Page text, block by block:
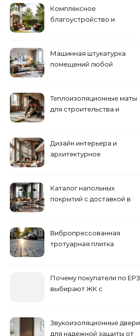
Комплексное
благоустройство и
Машинная штукатурка
помещений любой
Теплоизоляционные маты
для строительства и
Дизайн интерьера и
архитектурное
Каталог напольных
покрытий с доставкой в
Вибропрессованная
тротуарная плитка
Почему покупатели по ЕРЗ
выбирают ЖК с
Звукоизоляционные двери
для надежной защиты от